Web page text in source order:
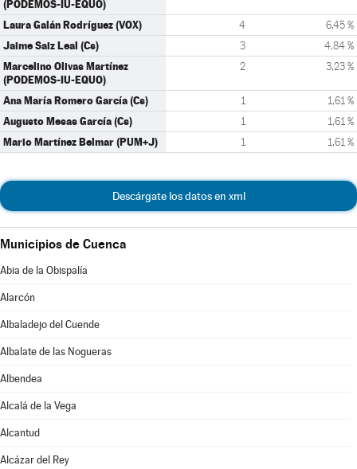
(PODEMOS-IU-EQUO)
Laura Galán Rodríguez (VOX) 4 6,45 %
Jaime Saiz Leal (Cs) 3 4,84 %
Marcelino Olivas Martínez
(PODEMOS-IU-EQUO)
2 3,23 %
Ana María Romero García (Cs) 1 1,61 %
Augusto Mesas García (Cs) 1 1,61 %
Mario Martínez Belmar (PUM+J) 1 1,61 %
Descárgate los datos en xml
Municipios de Cuenca
Abia de la Obispalía
Alarcón
Albaladejo del Cuende
Albalate de las Nogueras
Albendea
Alcalá de la Vega
Alcantud
Alcázar del Rey